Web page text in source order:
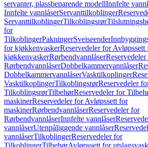
servanter, plassbeparende modellInnfelte
Innfelte vannlåserServanttilkoblinger
ServanttilkoblingerTilkoblingsrør
for
TilkoblingerPakningerSveiseender
for kjøkkenvaskerReservedeler for Avløpssett
kjøkkenvaskerRørbendvannlåser
RørbendvannlåserDobbelkammervannlåser
DobbelkammervannlåserVasktilkoplinger
VasktilkoplingerTilkoblingsrørReservedeler
TilkoblingsrørTilbehørReservedeler for
maskinerReservedeler for Avløpssett for
maskinerRørbendvannlåserReservedeler for
RørbendvannlåserInnfelte vannlåser
vannlåserUtenpåliggende vannlåser
vannlåserTilkoblingerReservedeler for
TilkoblingerTilbehørAvløpssett for